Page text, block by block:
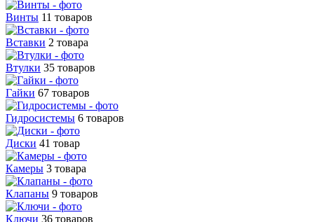
Винты 11 товаров
Вставки 2 товара
Втулки 35 товаров
Гайки 67 товаров
Гидросистемы 6 товаров
Диски 41 товар
Камеры 3 товара
Клапаны 9 товаров
Ключи 36 товаров